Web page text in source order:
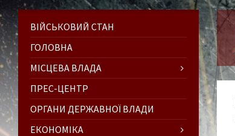
ВІЙСЬКОВИЙ СТАН
ГОЛОВНА
МІСЦЕВА ВЛАДА
ПРЕС-ЦЕНТР
ОРГАНИ ДЕРЖАВНОЇ ВЛАДИ
ЕКОНОМІКА